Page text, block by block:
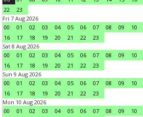
22
23
Fri 7 Aug 2026
00
01 02 03 04 05 06 07 08 09 10
16
17 18 19 20 21 22
23
Sat 8 Aug 2026
00
01 02 03 04 05 06 07 08 09 10
16
17 18 19 20 21 22
23
Sun 9 Aug 2026
00
01 02 03 04 05 06 07 08 09 10
16
17 18 19 20 21 22
23
Mon 10 Aug 2026
00
01 02 03 04 05 06 07 08 09 10